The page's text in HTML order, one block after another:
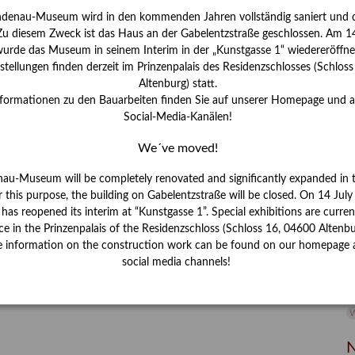
Museum wird in den kommenden Jahren vollständig saniert und
diesem Zweck ist das Haus an der Gabelentzstraße geschlossen. Am
das Museum in seinem Interim in der „Kunstgasse 1“
finden derzeit im Prinzenpalais des Residenzschlosses
Altenburg) statt.
zu den Bauarbeiten finden Sie auf unserer Homepage und
Social-Media-Kanälen!
We´ve moved!
Museum will be completely renovated and significantly expanded in
this purpose, the building on Gabelentzstraße will be closed. On 14
reopened its interim at “Kunstgasse 1”. Special exhibitions are
in the Prinzenpalais of the Residenzschloss (Schloss 16, 04600
information on the construction work can be found on our homepage
social media channels!